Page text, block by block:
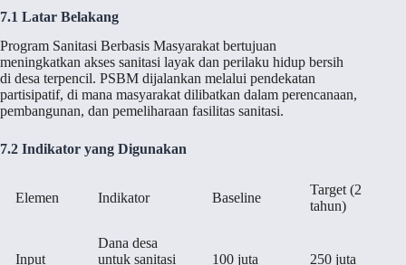
7.1 Latar Belakang
Program Sanitasi Berbasis Masyarakat bertujuan
meningkatkan akses sanitasi layak dan perilaku hidup bersih
di desa terpencil. PSBM dijalankan melalui pendekatan
partisipatif, di mana masyarakat dilibatkan dalam perencanaan,
pembangunan, dan pemeliharaan fasilitas sanitasi.
7.2 Indikator yang Digunakan
Elemen Indikator Baseline
Target (2
tahun)
Input
Dana desa
untuk sanitasi
100 juta 250 juta